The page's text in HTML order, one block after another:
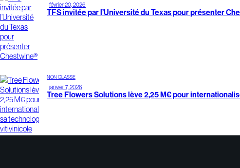
février 20, 2026
TFS invitée par l’Université du Texas pour présenter
NON CLASSÉ
janvier 7, 2026
Tree Flowers Solutions lève 2,25 M€ pour